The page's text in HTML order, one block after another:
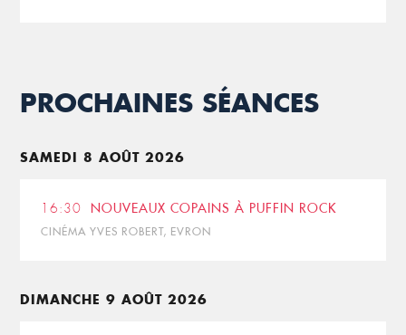
PROCHAINES SÉANCES
SAMEDI 8 AOÛT 2026
16:30 NOUVEAUX COPAINS À PUFFIN ROCK
CINÉMA YVES ROBERT, EVRON
DIMANCHE 9 AOÛT 2026